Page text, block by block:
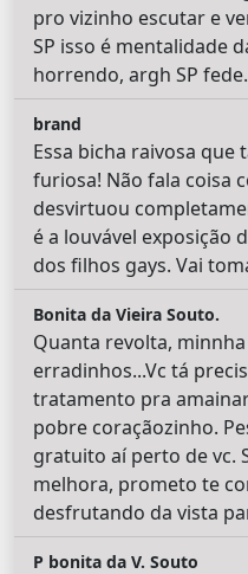
pro vizinho escutar e
SP isso é mentalidade
horrendo, argh SP
brand
Essa bicha raivosa que
furiosa! Não fala coisa
desvirtuou
é a louvável exposição
dos filhos gays. Vai
Bonita da Vieira Souto.
Quanta revolta,
erradinhos...Vc tá
tratamento pra
pobre coraçãozinho.
gratuito aí perto de vc.
melhora, prometo te
desfrutando da vista
P bonita da V. Souto